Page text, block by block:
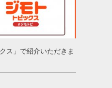
ス」で紹介いただきま